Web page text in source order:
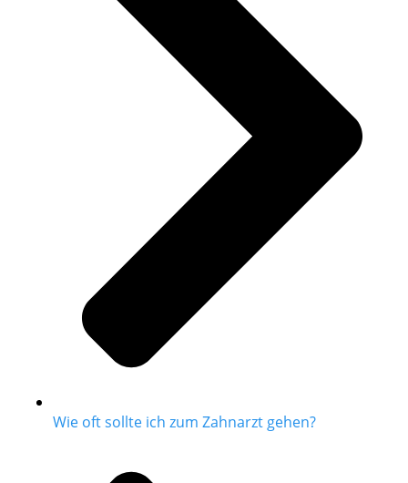
Wie oft sollte ich zum Zahnarzt gehen?